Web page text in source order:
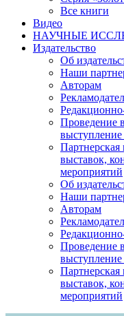
Все книги
Видео
НАУЧНЫЕ
Издательство
Об
Наши
Авторам
Проведение
Партнерская
выставок,
мероприятий
Об
Наши
Авторам
Проведение
Партнерская
выставок,
мероприятий